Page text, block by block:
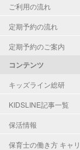
ご利用の流れ
定期予約の流れ
定期予約のご案内
コンテンツ
キッズライン総研
KIDSLINE記事一覧
保活情報
保育士の働き方 キャ